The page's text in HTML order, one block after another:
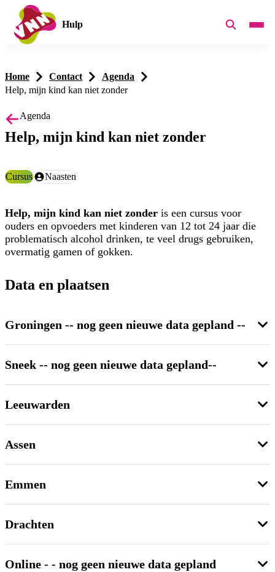
Hulp
Home Contact
Agenda
Help, mijn kind kan niet zonder
Agenda
Help, mijn kind kan niet zonder
Categorie:
CursusDoelgroep:
Naasten
Help, mijn kind kan niet zonder is een cursus voor
ouders en opvoeders met kinderen van 12 tot 24 jaar die
problematisch alcohol drinken, te veel drugs gebruiken,
overmatig gamen of gokken.
Data en plaatsen
Groningen -- nog geen nieuwe data gepland --
Sneek -- nog geen nieuwe data gepland--
Leeuwarden
Assen
Emmen
Drachten
Online - - nog geen nieuwe data gepland